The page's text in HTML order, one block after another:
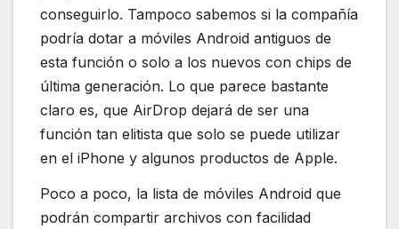
conseguirlo. Tampoco sabemos si la compañía
podría dotar a móviles Android antiguos de
esta función o solo a los nuevos con chips de
última generación. Lo que parece bastante
claro es, que AirDrop dejará de ser una
función tan elitista que solo se puede utilizar
en el iPhone y algunos productos de Apple.
Poco a poco, la lista de móviles Android que
podrán compartir archivos con facilidad